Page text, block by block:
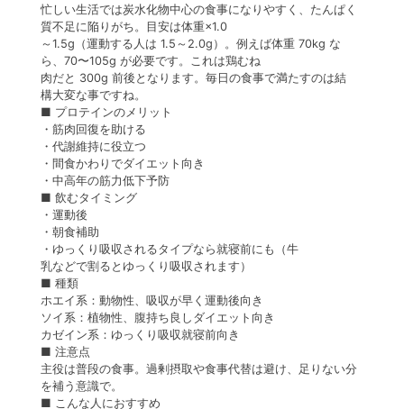
忙しい生活では炭水化物中心の食事になりやすく、たんぱく
質不足に陥りがち。目安は体重×1.0
～ 1.5g （運動する人は 1.5 ～ 2.0g ）。 例えば体重 70kg な
ら、 70〜105g が必要です 。 こ れは鶏むね
肉だと 300g 前後 と な り ま す 。 毎日 の食事で満たすのは結
構大変な事ですね。
■ プロテインのメリット
・筋肉回復を助ける
・代謝維持に役立つ
・間食かわ り でダイエット 向 き
・中高年の筋力低下予防
■ 飲むタイミング
・運動後
・朝食補助
・ ゆ っく り 吸収 さ れる タイプな ら 就寝前に も（牛
乳な どで割 る と ゆ っく り 吸収 さ れま す ）
■ 種類
ホエイ 系 ： 動物性、 吸収が早く 運動後向 き
ソイ 系 ： 植物性、 腹持ち良し ダイエット 向 き
カゼイン系 ： ゆ っく り吸収 就寝前向き
■ 注意点
主役は普段の食事。過剰摂取や食事代替は避け、足りない分
を補う意識で。
■ こんな人におすすめ